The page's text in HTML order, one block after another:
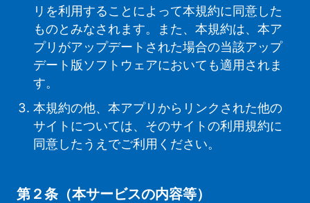
リを利用することによって本規約に同意した
ものとみなされます。また、本規約は、本ア
プリがアップデートされた場合の当該アップ
デート版ソフトウェアにおいても適用されま
す。
本規約の他、本アプリからリンクされた他の
サイトについては、そのサイトの利用規約に
同意したうえでご利用ください。
第２条（本サービスの内容等）